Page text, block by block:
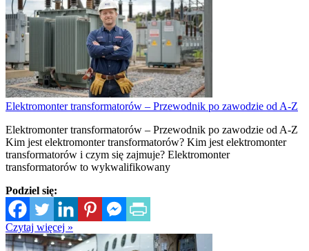
Elektromonter transformatorów – Przewodnik po zawodzie od A-Z
Elektromonter transformatorów – Przewodnik po zawodzie od A-Z
Kim jest elektromonter transformatorów? Kim jest elektromonter
transformatorów i czym się zajmuje? Elektromonter
transformatorów to wykwalifikowany
Podziel się:
Czytaj więcej »